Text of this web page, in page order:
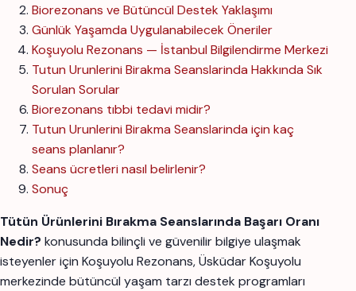
Biorezonans ve Bütüncül Destek Yaklaşımı
Günlük Yaşamda Uygulanabilecek Öneriler
Koşuyolu Rezonans — İstanbul Bilgilendirme Merkezi
Tutun Urunlerini Birakma Seanslarinda Hakkında Sık
Sorulan Sorular
Biorezonans tıbbi tedavi midir?
Tutun Urunlerini Birakma Seanslarinda için kaç
seans planlanır?
Seans ücretleri nasıl belirlenir?
Sonuç
Tütün Ürünlerini Bırakma Seanslarında Başarı Oranı
Nedir? konusunda bilinçli ve güvenilir bilgiye ulaşmak
isteyenler için Koşuyolu Rezonans, Üsküdar Koşuyolu
merkezinde bütüncül yaşam tarzı destek programları